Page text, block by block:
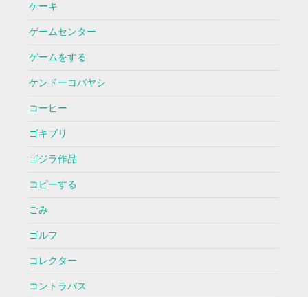
ケーキ
ゲームセンター
ゲームをする
ケンドーコバヤシ
コーヒー
ゴキブリ
ゴジラ作品
コピーする
ごみ
ゴルフ
コレクター
コントラバス